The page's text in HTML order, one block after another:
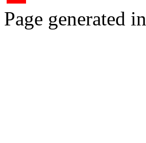
Page generated in